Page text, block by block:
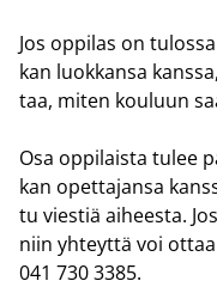
Jos op­pi­las on
kan luok­kan­sa
taa, miten kou­luun
Osa op­pi­lais­ta tulee
kan opet­ta­jan­sa
tu vies­tiä ai­hees­ta.
niin yh­teyt­tä voi
041 730 3385.